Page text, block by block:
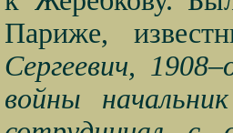
Париже,
Сергеевич,
войны